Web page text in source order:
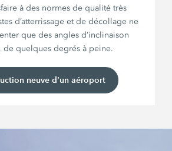
à des normes de qualité très
d’atterrissage et de décollage ne
que des angles d’inclinaison
de quelques degrés à peine.
neuve d’un aéroport